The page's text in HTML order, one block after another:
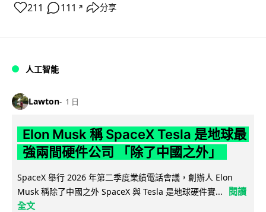
211 111 ↗ 分享
人工智能
Lawton 1 日
Elon Musk 稱 SpaceX Tesla 是地球最
強兩間硬件公司 「除了中國之外」
SpaceX 舉行 2026 年第二季度業績電話會議，創辦人 Elon
Musk 稱除了中國之外 SpaceX 與 Tesla 是地球硬件實...
閱讀
全文